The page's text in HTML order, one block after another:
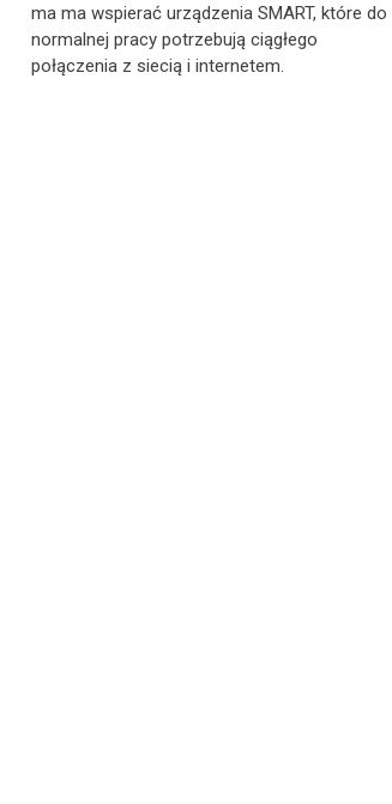
ma ma wspierać urządzenia SMART, które do
normalnej pracy potrzebują ciągłego
połączenia z siecią i internetem.